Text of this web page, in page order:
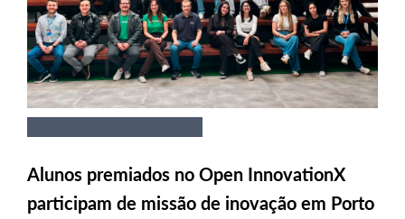
Alunos premiados no Open InnovationX
participam de missão de inovação em Porto